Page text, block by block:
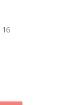
16